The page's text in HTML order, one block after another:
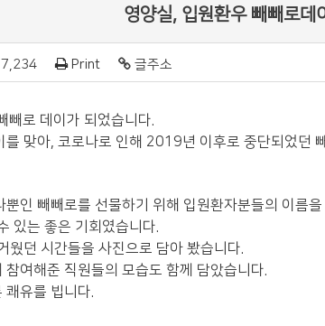
영양실, 입원환우 빼빼로데
Print 글주소
로 데이가 되었습니다.
를 맞아, 코로나로 인해 2019년 이후로 중단되었던
뿐인 빼빼로를 선물하기 위해 입원환자분들의 이름
있는 좋은 기회였습니다.
웠던 시간들을 사진으로 담아 봤습니다.
참여해준 직원들의 모습도 함께 담았습니다.
쾌유를 빕니다.